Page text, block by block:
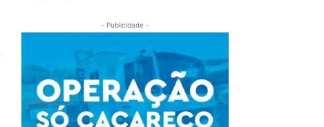
- Publicidade -